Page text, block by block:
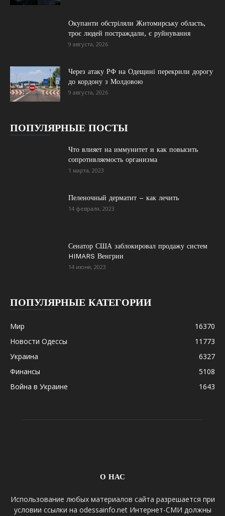
Окупанти обстріляли Житомирську область,
троє людей постраждали, є руйнування
9 августа, 2026
Через атаку РФ на Одещині перекрили дорогу
до кордону з Молдовою
9 августа, 2026
ПОПУЛЯРНЫЕ ПОСТЫ
Что влияет на иммунитет и как повысить
сопротивляемость организма
1 марта, 2023
Пеленочный дерматит – как лечить
14 февраля, 2023
Сенатор США заблокировал продажу систем
HIMARS Венгрии
14 июня, 2023
ПОПУЛЯРНЫЕ КАТЕГОРИИ
Мир
16370
Новости Одессы
11773
Украина
6327
Финансы
5108
Война в Украине
1643
О НАС
Использование любых материалов сайта разрешается при
условии ссылки на odessainfo.net Интернет-СМИ должны